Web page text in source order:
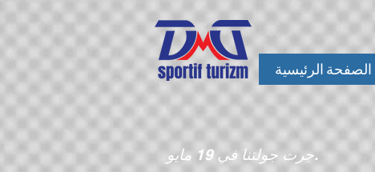
الصفحة الرئيسية
جرت جولتنا في 19 مايو.